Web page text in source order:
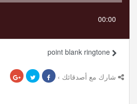
00:00
شارك مع أصدقائك ›